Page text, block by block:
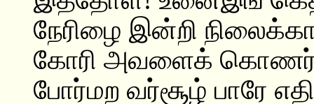
நேரிழை இன்றி
கோரி அவளைக்
போர்மற வர்சூழ் பாரே